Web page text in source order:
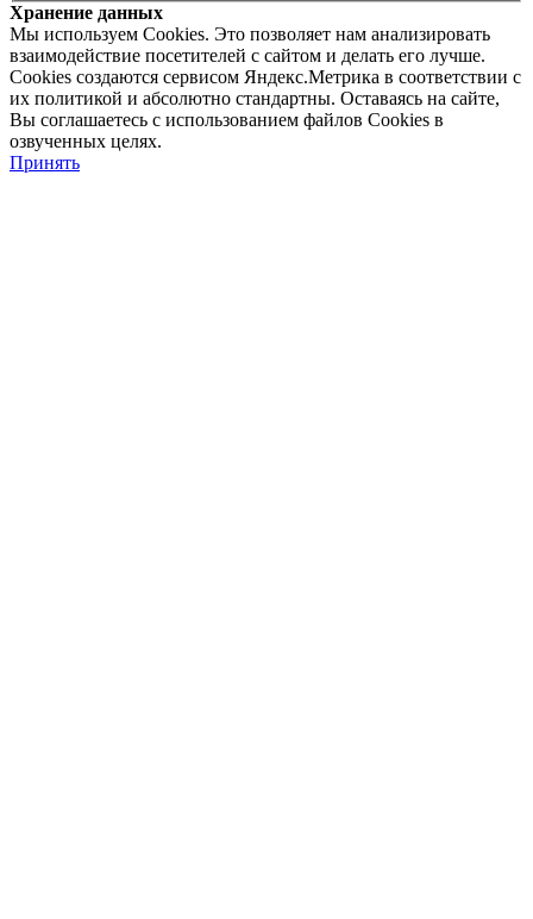
Хранение данных
Мы используем Cookies. Это позволяет нам анализировать
взаимодействие посетителей с сайтом и делать его лучше.
Cookies создаются сервисом Яндекс.Метрика в соответствии с
их политикой и абсолютно стандартны. Оставаясь на сайте,
Вы соглашаетесь с использованием файлов Cookies в
озвученных целях.
Принять